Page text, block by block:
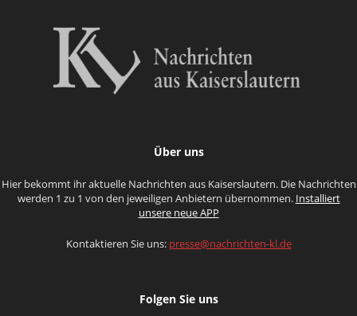
Über uns
Hier bekommt ihr aktuelle Nachrichten aus Kaiserslautern. Die Nachrichten
werden 1 zu 1 von den jeweiligen Anbietern übernommen. Installiert
unsere neue APP
Kontaktieren Sie uns: presse@nachrichten-kl.de
Folgen Sie uns